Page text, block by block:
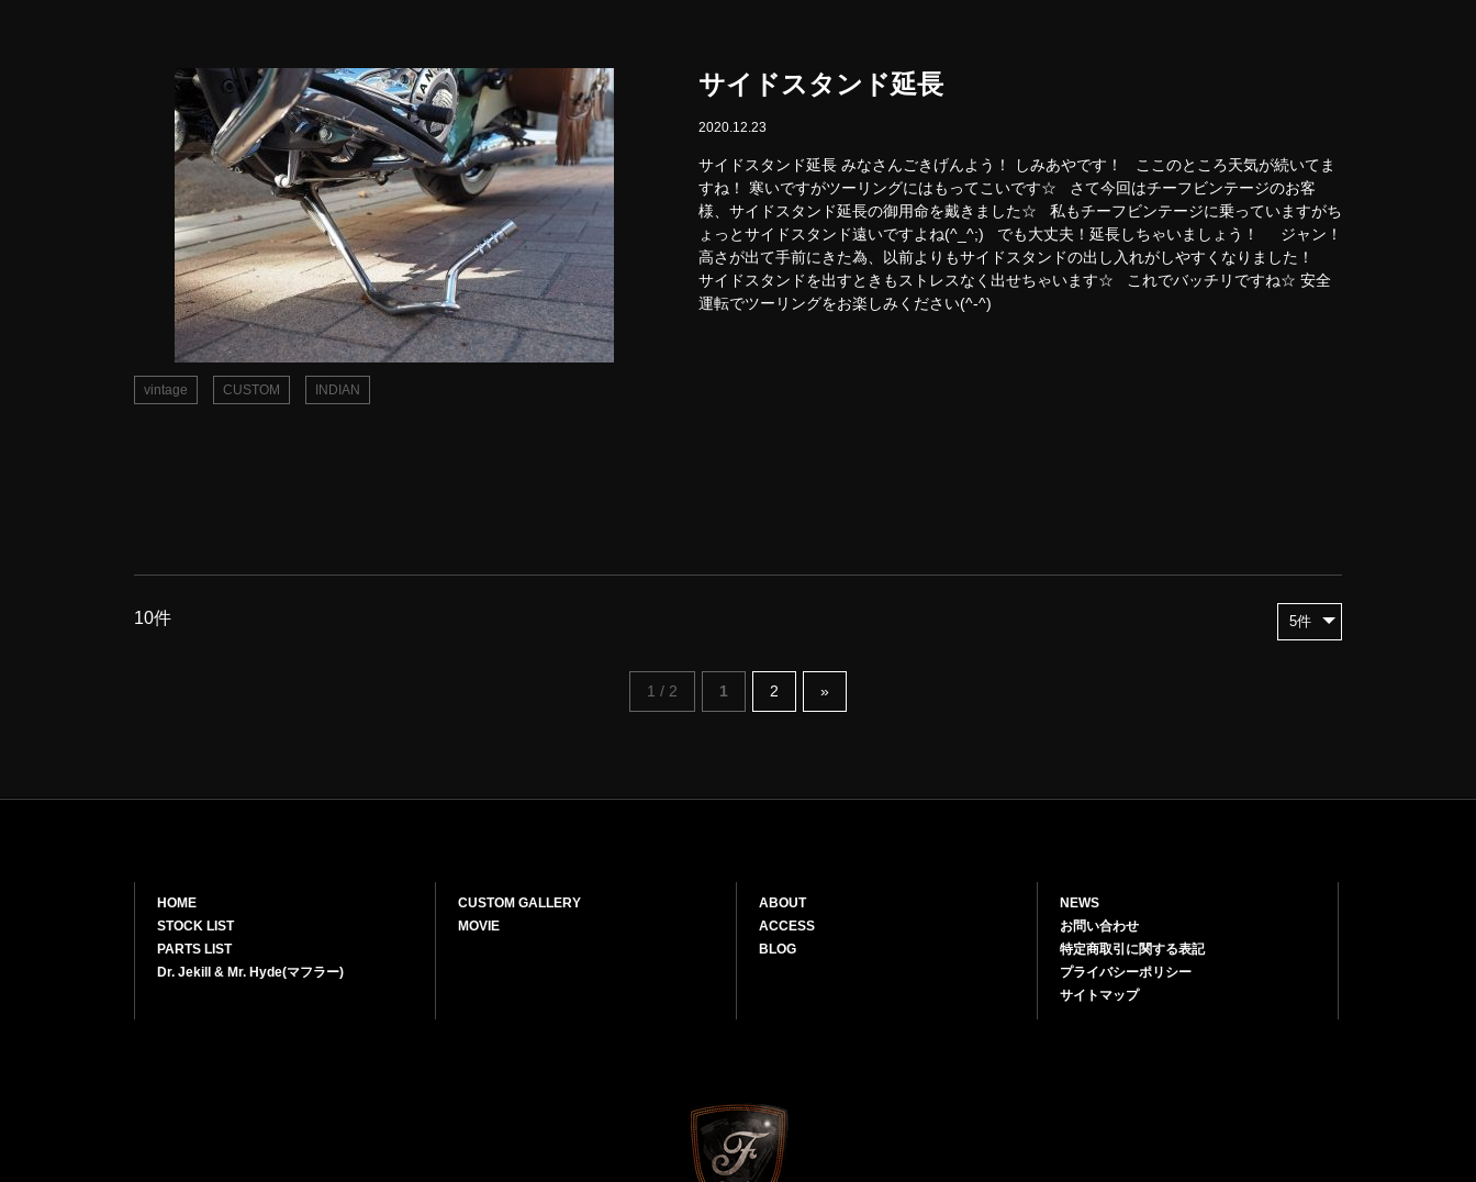
vintage CUSTOM INDIAN
サイドスタンド延長
2020.12.23
サイドスタンド延長 みなさんごきげんよう！ しみあやです！ ここのところ天気が続いてま
すね！ 寒いですがツーリングにはもってこいです☆ さて今回はチーフビンテージのお客
様、サイドスタンド延長の御用命を戴きました☆ 私もチーフビンテージに乗っていますがち
ょっとサイドスタンド遠いですよね(^_^;) でも大丈夫！延長しちゃいましょう！ ジャン！
高さが出て手前にきた為、以前よりもサイドスタンドの出し入れがしやすくなりました！
サイドスタンドを出すときもストレスなく出せちゃいます☆ これでバッチリですね☆ 安全
運転でツーリングをお楽しみください(^-^)
10件
1 / 2 1 2 »
HOME
STOCK LIST
PARTS LIST
Dr. Jekill & Mr. Hyde(マフラー)
CUSTOM GALLERY
MOVIE
ABOUT
ACCESS
BLOG
NEWS
お問い合わせ
特定商取引に関する表記
プライバシーポリシー
サイトマップ